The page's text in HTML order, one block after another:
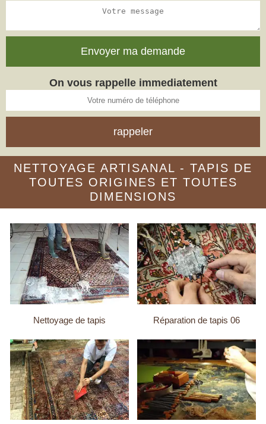
On vous rappelle immediatement
NETTOYAGE ARTISANAL - TAPIS DE
TOUTES ORIGINES ET TOUTES
DIMENSIONS
Nettoyage de tapis Réparation de tapis 06